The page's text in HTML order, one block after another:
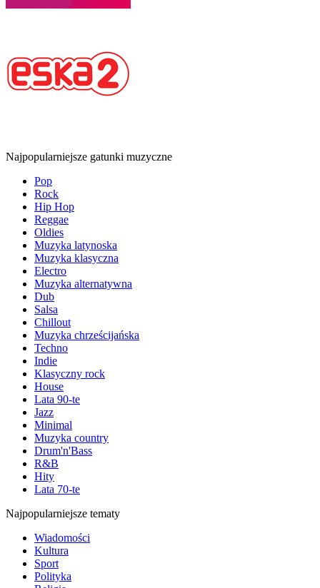
Najpopularniejsze gatunki muzyczne
Pop
Rock
Hip Hop
Reggae
Oldies
Muzyka latynoska
Muzyka klasyczna
Electro
Muzyka alternatywna
Dub
Salsa
Chillout
Muzyka chrześcijańska
Techno
Indie
Klasyczny rock
House
Lata 90-te
Jazz
Minimal
Muzyka country
Drum'n'Bass
R&B
Hity
Lata 70-te
Najpopularniejsze tematy
Wiadomości
Kultura
Sport
Polityka